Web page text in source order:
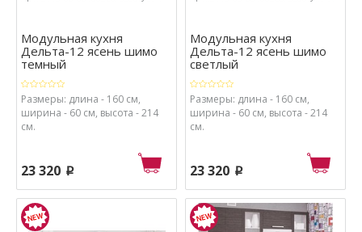
Модульная кухня
Дельта-12 ясень шимо
темный
Размеры: длина - 160 см,
ширина - 60 см, высота - 214
см.
23 320 p
Модульная кухня
Дельта-12 ясень шимо
светлый
Размеры: длина - 160 см,
ширина - 60 см, высота - 214
см.
23 320 p